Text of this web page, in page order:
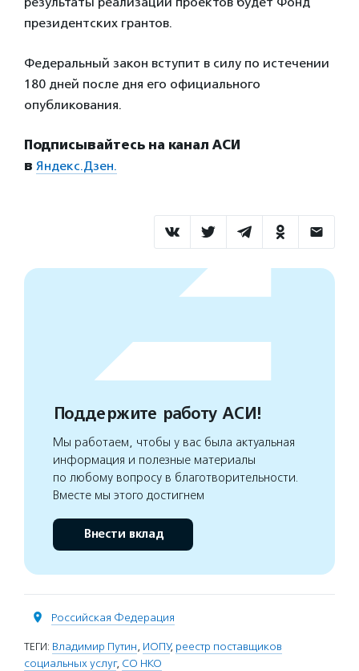
президентских грантов.
Федеральный закон вступит в силу по истечении
180 дней после дня его официального
опубликования.
Подписывайтесь на канал АСИ
в Яндекс.Дзен.
Поддержите работу АСИ!
Мы работаем, чтобы у вас была актуальная
информация и полезные материалы
по любому вопросу в благотворительности.
Вместе мы этого достигнем
Внести вклад
Российская Федерация
ТЕГИ: Владимир Путин, ИОПУ, реестр поставщиков
социальных услуг, СО НКО